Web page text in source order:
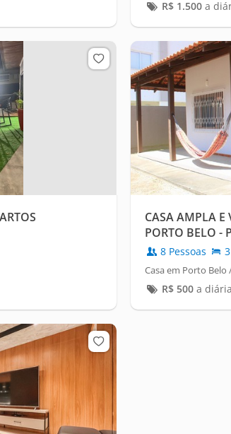
R$ 1.500a
CASA AMPLA E
PORTO BELO -
8 Pessoas
Casa em Porto Belo
R$ 500a diária